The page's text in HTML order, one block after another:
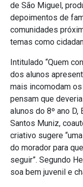
de São Miguel,
depoimentos de
comunidades
temas como
Intitulado “Quem
dos alunos
mais incomodam
pensam que
alunos do 8º ano
Santos Muniz,
criativo sugere
do morador para
seguir”. Segundo
soa bem juvenil e